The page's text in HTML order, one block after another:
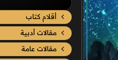
أقلام كتاب
مقالات أدبية
مقالات عامة